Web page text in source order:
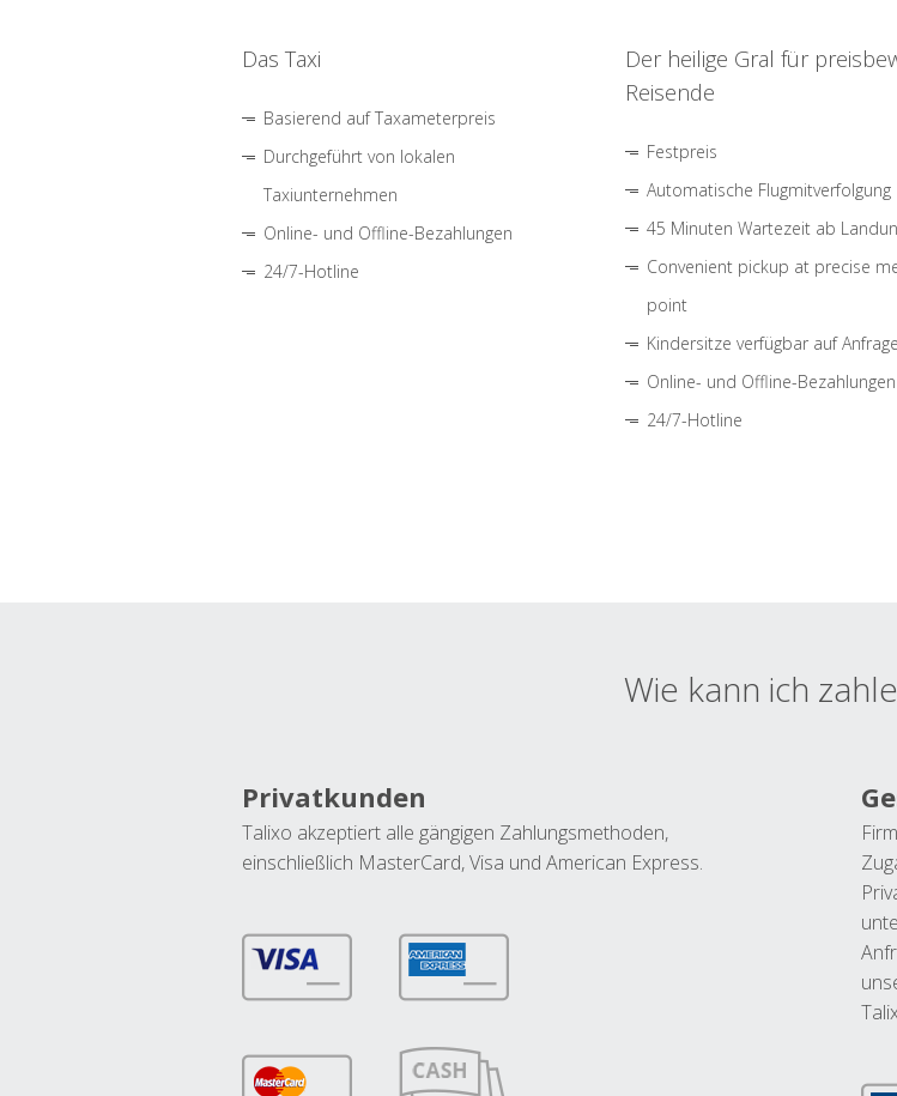
Das Taxi
Basierend auf Taxameterpreis
Durchgeführt von lokalen
Taxiunternehmen
Online- und Offline-Bezahlungen
24/7-Hotline
Der heilige Gral für
Reisende
Festpreis
Automatische Flugmitverfolgung
45 Minuten Wartezeit ab
Convenient pickup at precise
point
Kindersitze verfügbar auf Anfrage
Online- und Offline-Bezahlungen
24/7-Hotline
Wie kann ich
Privatkunden
Talixo akzeptiert alle gängigen Zahlungsmethoden,
einschließlich MasterCard, Visa und American Express.